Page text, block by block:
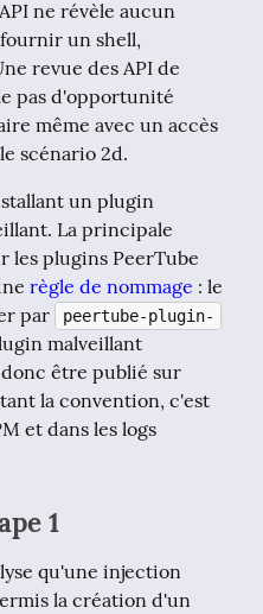
ne révèle aucun
un shell,
revue des API de
pas d'opportunité
même avec un accès
scénario 2d.
un plugin
La principale
les plugins PeerTube
règle de nommage : le
par
peertube-plugin-
malveillant
être publié sur
la convention, c'est
et dans les logs
1
qu'une injection
la création d'un